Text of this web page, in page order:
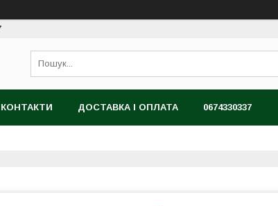
КОНТАКТИ ДОСТАВКА І ОПЛАТА 0674330337